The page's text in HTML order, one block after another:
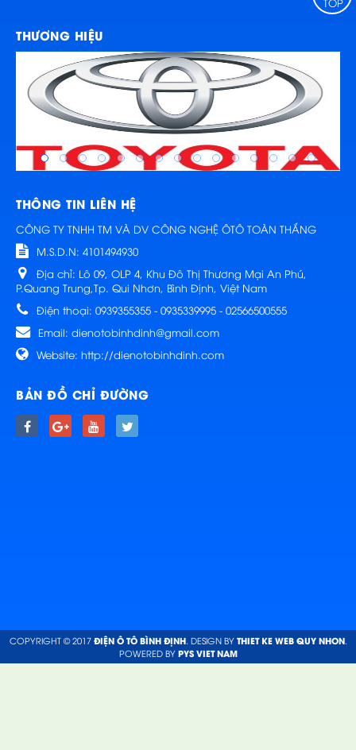
THƯƠNG HIỆU
THÔNG TIN LIÊN HỆ
CÔNG TY TNHH TM VÀ DV CÔNG NGHỆ ÔTÔ TOÀN THẮNG
M.S.D.N: 4101494930
Địa chỉ: Lô 09, OLP 4, Khu Đô Thị Thương Mại An Phú,
P.Quang Trung,Tp. Qui Nhơn, Bình Định, Việt Nam
Điện thoại: 0939355355 - 0935339995 - 02566500555
Email: dienotobinhdinh@gmail.com
Website: http://dienotobinhdinh.com
BẢN ĐỒ CHỈ ĐƯỜNG
COPYRIGHT © 2017 ĐIỆN Ô TÔ BÌNH ĐỊNH. DESIGN BY THIET KE WEB QUY NHON.
POWERED BY PYS VIET NAM